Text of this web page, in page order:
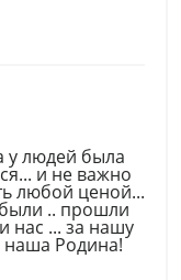
у людей была
и не важно
любой ценой...
.. прошли
нас ... за нашу
наша Родина!